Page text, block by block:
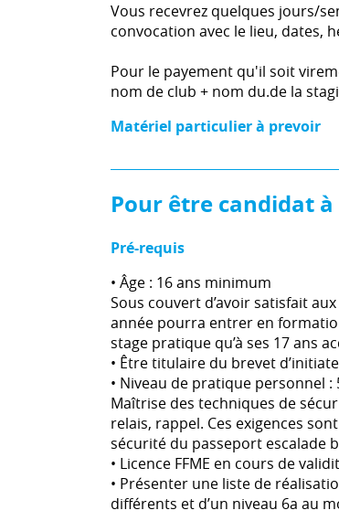
Vous recevrez quelques jours/
convocation avec le lieu, dates,
Pour le payement qu'il soit
nom de club + nom du.de la
Matériel particulier à prevoir
Pour être candidat à
Pré-requis
• Âge : 16 ans minimum
Sous couvert d’avoir satisfait
année pourra entrer en
stage pratique qu’à ses 17 ans
• Être titulaire du brevet
• Niveau de pratique personnel
Maîtrise des techniques de
relais, rappel. Ces exigences
sécurité du passeport escalade
• Licence FFME en cours de
• Présenter une liste de
différents et d’un niveau 6a au